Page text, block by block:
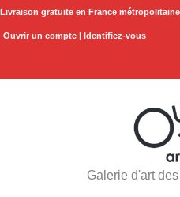
Aller
Livraison gratuite en France métropolitaine
Ouvrir un compte | Identifiez-vous
Galerie d'art